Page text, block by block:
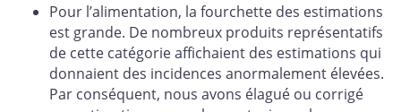
Pour l’alimentation, la fourchette des estimations
est grande. De nombreux produits représentatifs
de cette catégorie affichaient des estimations qui
donnaient des incidences anormalement élevées.
Par conséquent, nous avons élagué ou corrigé